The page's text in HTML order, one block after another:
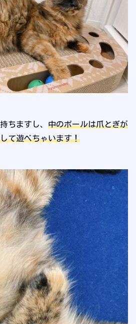
ちますし、 中のボールは爪とぎが
て遊べちゃいます！